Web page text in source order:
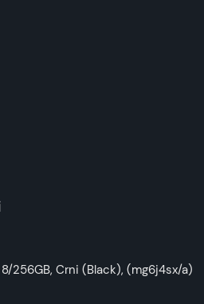
256GB, Crni (Black), (mg6j4sx/a)